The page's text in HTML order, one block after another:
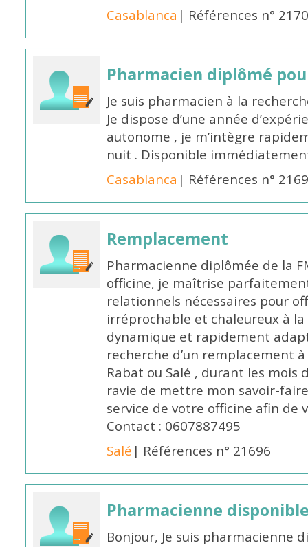
Casablanca | Références n°
Pharmacien diplômé
Je suis pharmacien à la
Je dispose d’une année
autonome , je m’intègre
nuit . Disponible
Casablanca | Références n°
Remplacement
Pharmacienne diplômée de la
officine, je maîtrise
relationnels nécessaires pour
irréprochable et chaleureux à
dynamique et rapidement
recherche d’un remplacement
Rabat ou Salé , durant les mois
ravie de mettre mon savoir-
service de votre officine afin de
Contact : 0607887495
Salé | Références n° 21696
Pharmacienne
Bonjour, Je suis pharmacienne